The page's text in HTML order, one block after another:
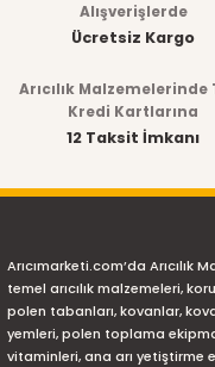
Alışverişlerde
Ücretsiz Kargo
Arıcılık Malzemelerinde
Kredi Kartlarına
12 Taksit İmkanı
Arıcımarketi.com’da Arıcılık
temel arıcılık malzemeleri,
polen tabanları, kovanlar,
yemleri, polen toplama
vitaminleri, ana arı yetiştirme